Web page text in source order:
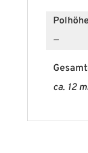
Polhöhe
—
ca. 12